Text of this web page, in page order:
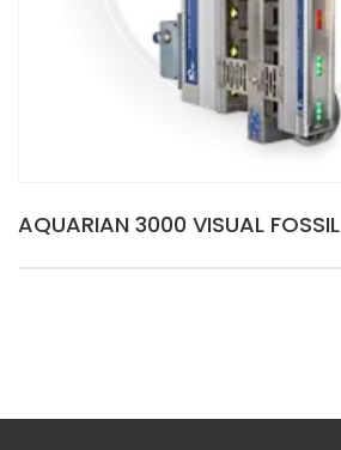
AQUARIAN 3000 VISUAL FOSSIL